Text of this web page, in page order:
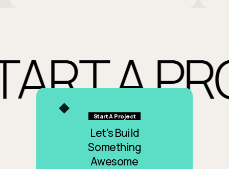
A
Start A Project
Let's Build
Something
Awesome